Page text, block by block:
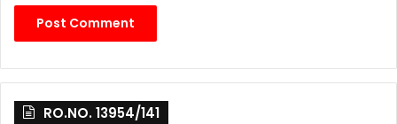
RO.NO. 13954/141